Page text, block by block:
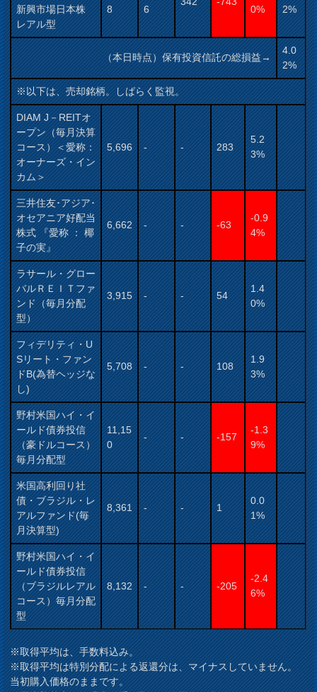
新興市場日本株
レアル型
8
6
0%
2%
（本日時点）保有投資信託の総損益→
4.0
2%
※以下は、売却銘柄。しばらく監視。
DIAM J－REITオ
ープン（毎月決算
コース）＜愛称：
オーナーズ・イン
カム＞
5,696 - - 283
5.2
3%
三井住友･アジア･
オセアニア好配当
株式 『愛称 ： 椰
子の実』
6,662 - - -63
-0.9
4%
ラサール・グロー
バルＲＥＩＴファ
ンド（毎月分配
型）
3,915 - - 54
1.4
0%
フィデリティ・U
Sリート・ファン
ドB(為替ヘッジな
し)
5,708 - - 108
1.9
3%
野村米国ハイ・イ
ールド債券投信
（豪ドルコース）
毎月分配型
11,15
0
- - -157
-1.3
9%
米国高利回り社
債・ブラジル・レ
アルファンド(毎
月決算型)
8,361 - - 1
0.0
1%
野村米国ハイ・イ
ールド債券投信
（ブラジルレアル
コース）毎月分配
型
8,132 - - -205
-2.4
6%
※取得平均は、手数料込み。
※取得平均は特別分配による返還分は、マイナスしていません。
当初購入価格のままです。